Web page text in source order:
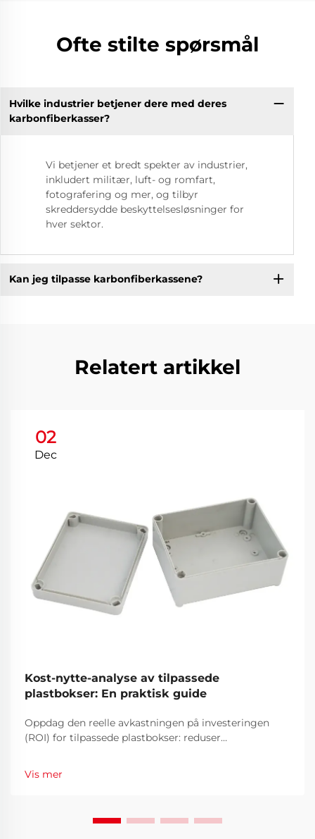
Ofte stilte spørsmål
Hvilke industrier betjener dere med deres
karbonfiberkasser?
Vi betjener et bredt spekter av industrier,
inkludert militær, luft- og romfart,
fotografering og mer, og tilbyr
skreddersydde beskyttelsesløsninger for
hver sektor.
Kan jeg tilpasse karbonfiberkassene?
Relatert artikkel
02
Dec
Kost-nytte-analyse av tilpassede
plastbokser: En praktisk guide
Oppdag den reelle avkastningen på investeringen
(ROI) for tilpassede plastbokser: reduser
fullstendig oversikt.
Vis mer